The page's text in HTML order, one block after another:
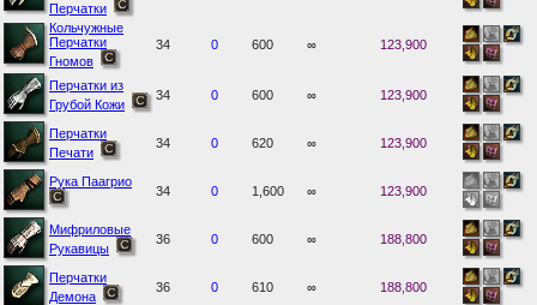
Перчатки
Кольчужные
Перчатки
Гномов
34 0 600 ∞ 123,900
Перчатки из
Грубой Кожи
34 0 600 ∞ 123,900
Перчатки
Печати
34 0 620 ∞ 123,900
Рука Паагрио
34 0 1,600 ∞ 123,900
Мифриловые
Рукавицы
36 0 600 ∞ 188,800
Перчатки
Демона
36 0 610 ∞ 188,800